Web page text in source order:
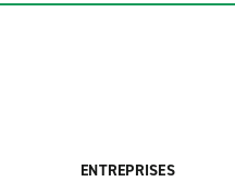
ENTREPRISES